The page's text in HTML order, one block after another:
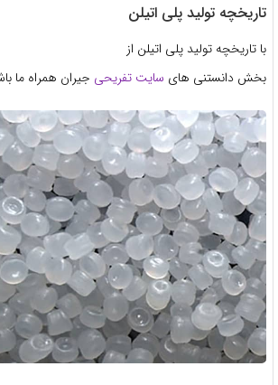
تاریخچه تولید پلی اتیلن
با تاریخچه تولید پلی اتیلن از
بخش دانستنی های سایت تفریحی جیران همراه ما